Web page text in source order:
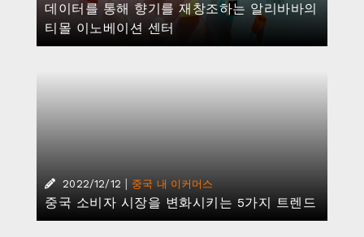
데이터를 통해 향기를 재창조하는 알리바바의
티몰 이노베이션 센터
2022/12/12 | 중국 내 이커머스
중국 소비자 시장을 변화시키는 5가지 트렌드